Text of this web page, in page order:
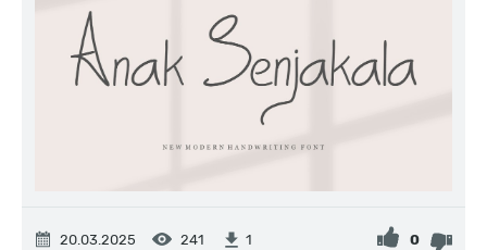
20.03.2025 241 1 0